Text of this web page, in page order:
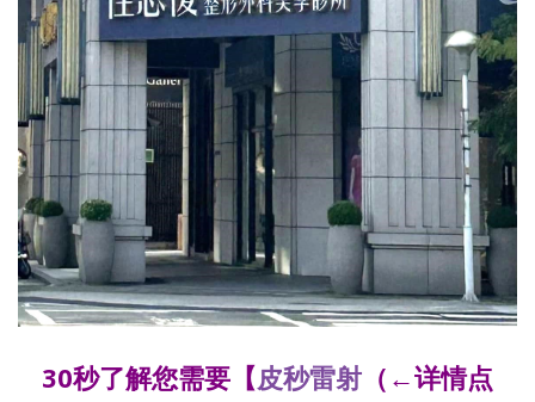
30秒了解您需要【皮秒雷射 （←详情点